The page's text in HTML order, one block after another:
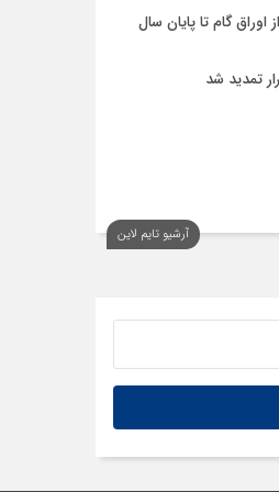
اوراق گام تا پایان سال
تمدید شد
تصمیم‌گیری است
آرشیو تایم لاین